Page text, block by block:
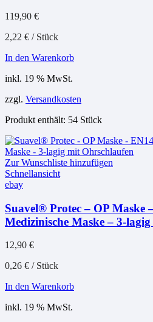
119,90 €
2,22 € / Stück
In den Warenkorb
inkl. 19 % MwSt.
zzgl. Versandkosten
Produkt enthält: 54 Stück
Zur Wunschliste hinzufügen
Schnellansicht
ebay
Suavel® Protec – OP Maske
Medizinische Maske – 3-
12,90 €
0,26 € / Stück
In den Warenkorb
inkl. 19 % MwSt.